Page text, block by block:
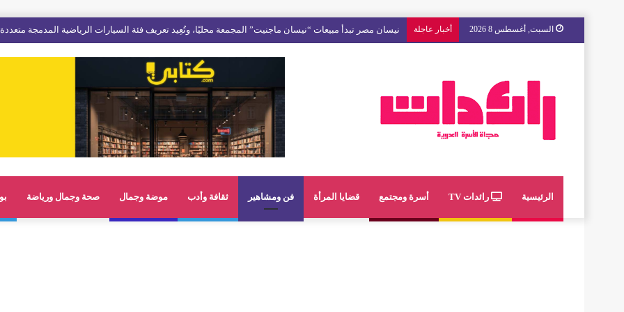
السبت, أغسطس 8 2026 أخبار عاجلة مع « The Next Ad » ، إنوي يُسند حملته الإعلانية المقبلة إلى الشباب المغربي
الرئيسية رائدات TV أسرة ومجتمع قضايا المرأة فن ومشاهير ثقافة وأدب موضة وجمال صحة وجمال ورياضة